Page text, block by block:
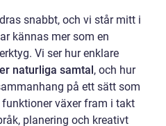
snabbt, och vi står mitt i
kännas mer som en
Vi ser hur enklare
naturliga samtal, och hur
på ett sätt som
växer fram i takt
planering och kreativt